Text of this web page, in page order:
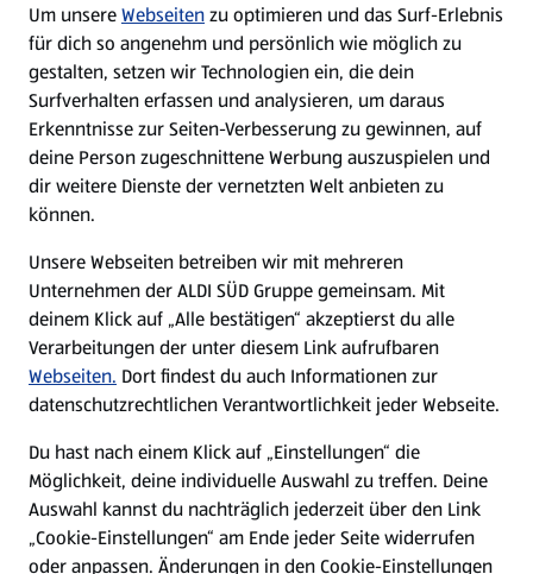
WhatsApp
Über ALDI SÜD
Filialen
Nachhaltigkeit
Karriere
Presse
Hilfe & Kontakt
(öffnet in einem neuen Tab)
Um unsereWebseitenzu optimieren und das Surf-Erlebnis
für dich so angenehm und persönlich wie möglich zu
gestalten, setzen wir Technologien ein, die dein
Surfverhalten erfassen und analysieren, um daraus
Erkenntnisse zur Seiten-Verbesserung zu gewinnen, auf
deine Person zugeschnittene Werbung auszuspielen und
dir weitere Dienste der vernetzten Welt anbieten zu
können.
Unsere Webseiten betreiben wir mit mehreren
Unternehmen der ALDI SÜD Gruppe gemeinsam. Mit
deinem Klick auf „Alle bestätigen“ akzeptierst du alle
Verarbeitungen der unter diesem Link aufrufbaren
Webseiten. Dort findest du auch Informationen zur
datenschutzrechtlichen Verantwortlichkeit jeder Webseite.
Du hast nach einem Klick auf „Einstellungen“ die
Möglichkeit, deine individuelle Auswahl zu treffen. Deine
Auswahl kannst du nachträglich jederzeit über den Link
„Cookie-Einstellungen“ am Ende jeder Seite widerrufen
oder anpassen. Änderungen in den Cookie-Einstellungen